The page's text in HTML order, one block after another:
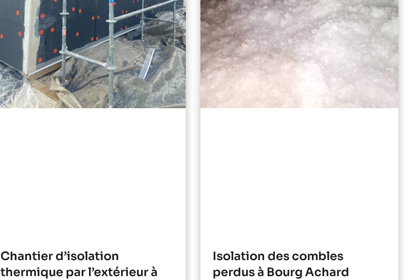
Chantier d’isolation
thermique par l’extérieur à
Isolation des combles
perdus à Bourg Achard